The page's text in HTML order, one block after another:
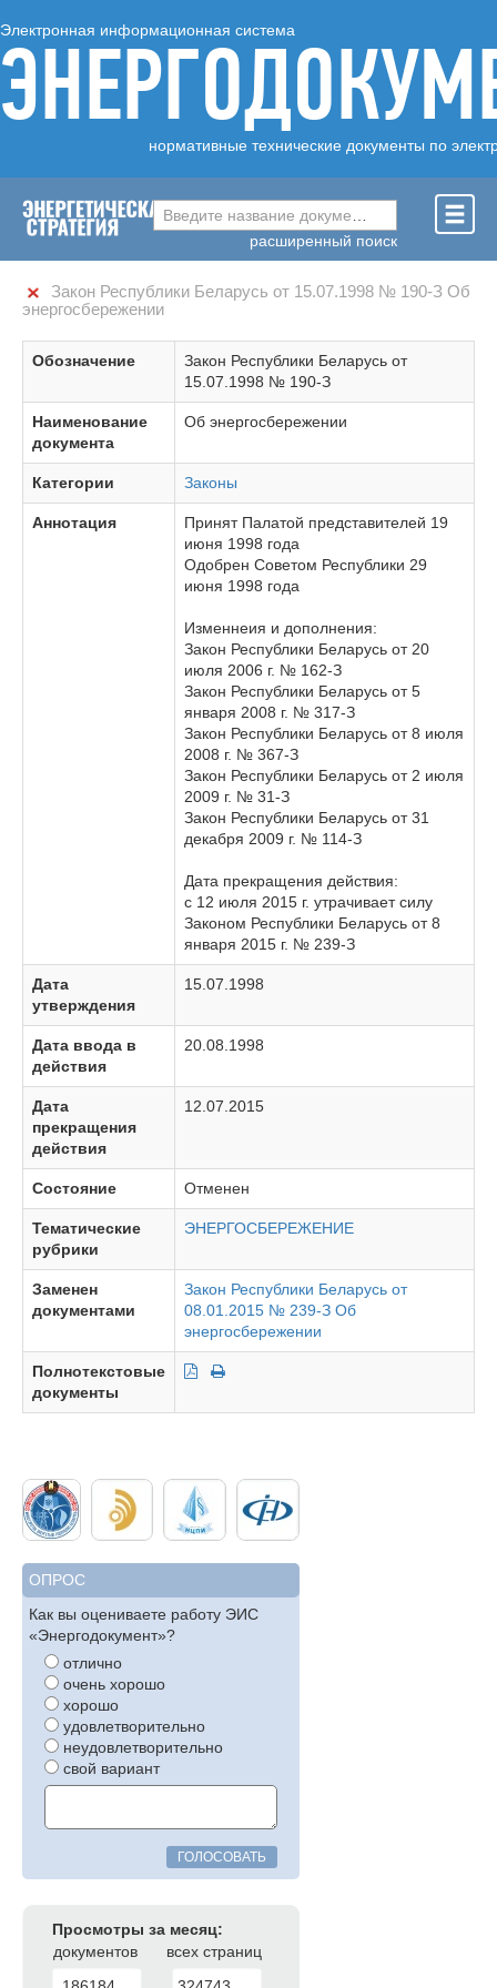
Электронная информационная система
нормативные технические документы по
Введите название документа ...
расширенный поиск
Закон Республики Беларусь от 15.07.1998 № 190-З Об
энергосбережении
Обозначение
Закон Республики Беларусь от
15.07.1998 № 190-З
Наименование
документа
Об энергосбережении
Категории Законы
Аннотация
Принят Палатой представителей 19
июня 1998 года
Одобрен Советом Республики 29
июня 1998 года
Изменнеия и дополнения:
Закон Республики Беларусь от 20
июля 2006 г. № 162-З
Закон Республики Беларусь от 5
января 2008 г. № 317-З
Закон Республики Беларусь от 8 июля
2008 г. № 367-З
Закон Республики Беларусь от 2 июля
2009 г. № 31-З
Закон Республики Беларусь от 31
декабря 2009 г. № 114-З
Дата прекращения действия:
c 12 июля 2015 г. утрачивает силу
Законом Республики Беларусь от 8
января 2015 г. № 239-З
Дата
утверждения
15.07.1998
Дата ввода в
действия
20.08.1998
Дата
прекращения
действия
12.07.2015
Состояние Отменен
Тематические
рубрики
ЭНЕРГОСБЕРЕЖЕНИЕ
Заменен
документами
Закон Республики Беларусь от
08.01.2015 № 239-З Об
энергосбережении
Полнотекстовые
документы
ОПРОС
Как вы оцениваете работу ЭИС
«Энергодокумент»?
отлично
очень хорошо
хорошо
удовлетворительно
неудовлетворительно
свой вариант
ГОЛОСОВАТЬ
Просмотры за месяц:
документов
всех страниц